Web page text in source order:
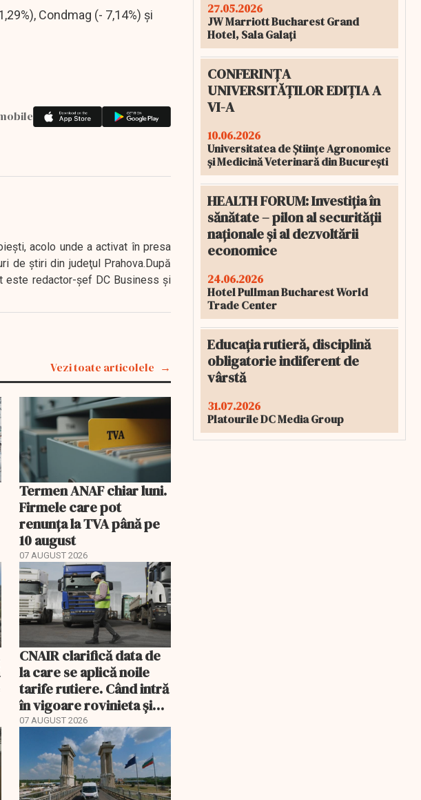
Condmag (- 7,14%) şi
acolo unde a activat în presa
de ştiri din judeţul Prahova.După
este redactor-şef DC Business şi
Vezi toate articolele
Termen ANAF chiar luni.
Firmele care pot
renunța la TVA până pe
10 august
07 AUGUST 2026
CNAIR clarifică data de
la care se aplică noile
tarife rutiere. Când intră
în vigoare rovinieta și
TollRo
07 AUGUST 2026
27.05.2026
JW Marriott Bucharest Grand
Hotel, Sala Galați
CONFERINȚA
UNIVERSITĂȚILOR EDIȚIA A
VI-A
10.06.2026
Universitatea de Științe Agronomice
și Medicină Veterinară din București
HEALTH FORUM: Investiția în
sănătate – pilon al securității
naționale și al dezvoltării
economice
24.06.2026
Hotel Pullman Bucharest World
Trade Center
Educația rutieră, disciplină
obligatorie indiferent de
vârstă
31.07.2026
Platourile DC Media Group